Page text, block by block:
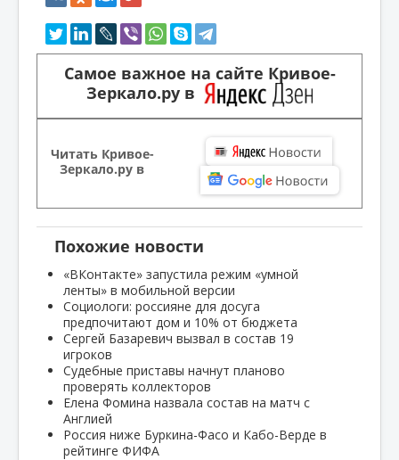
Самое важное на сайте Кривое-
Зеркало.ру в
Читать Кривое-
Зеркало.ру в
Похожие новости
«ВКонтакте» запустила режим «умной
ленты» в мобильной версии
Социологи: россияне для досуга
предпочитают дом и 10% от бюджета
Сергей Базаревич вызвал в состав 19
игроков
Судебные приставы начнут планово
проверять коллекторов
Елена Фомина назвала состав на матч с
Англией
Россия ниже Буркина-Фасо и Кабо-Верде в
рейтинге ФИФА